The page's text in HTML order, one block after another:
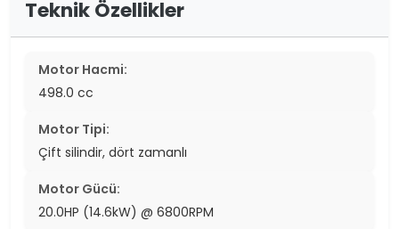
Teknik Özellikler
Motor Hacmi:
498.0 cc
Motor Tipi:
Çift silindir, dört zamanlı
Motor Gücü:
20.0HP (14.6kW) @ 6800RPM